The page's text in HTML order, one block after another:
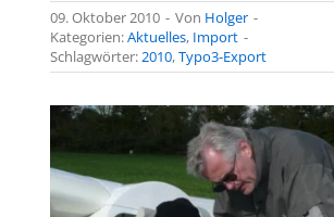
09. Oktober 2010 - Von Holger -
Kategorien:Aktuelles, Import -
Schlagwörter:2010,Typo3-Export